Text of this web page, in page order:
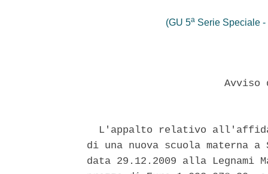
(GU 5a Serie Speciale
L'appalto relativo
di una nuova scuola materna
data 29.12.2009 alla